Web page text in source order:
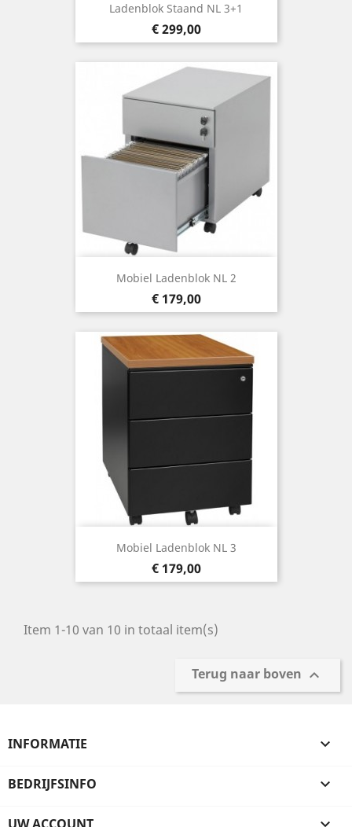
Ladenblok Staand NL 3+1
Prijs
€ 299,00
Mobiel Ladenblok NL 2
Prijs
€ 179,00
Mobiel Ladenblok NL 3
Prijs
€ 179,00
Item 1-10 van 10 in totaal item(s)
Terug naar boven 
INFORMATIE 
BEDRIJFSINFO 